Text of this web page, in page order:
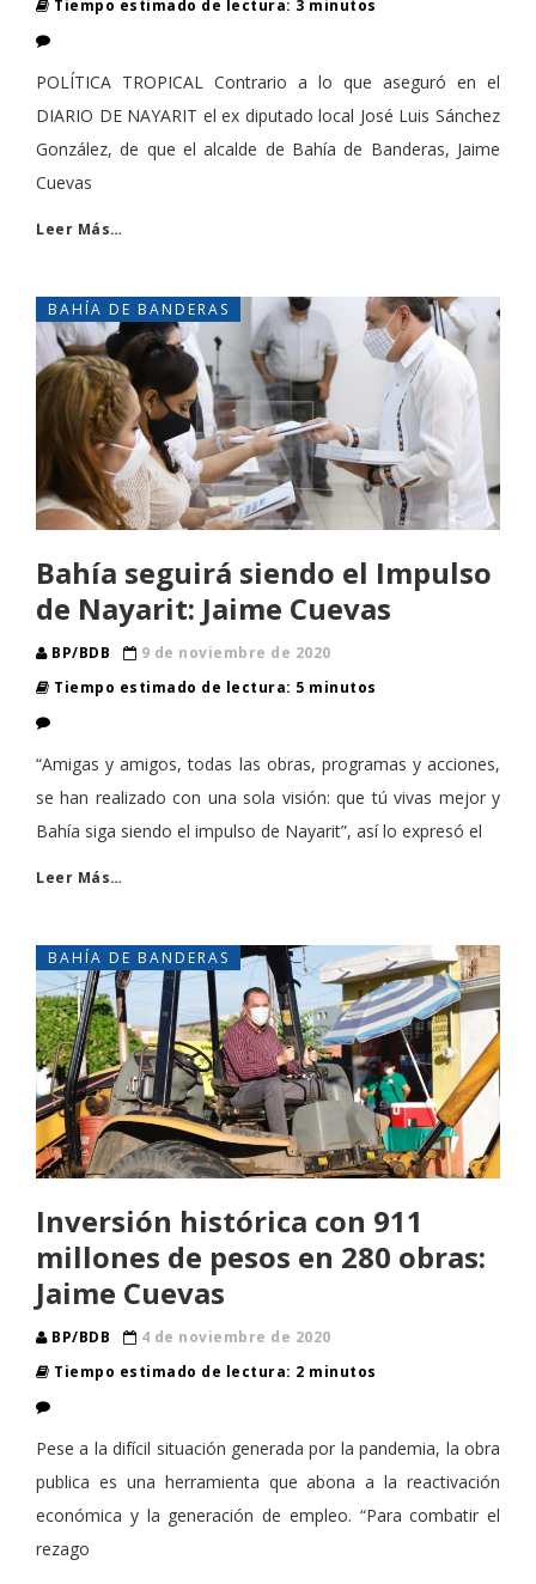
Tiempo estimado de lectura: 3 minutos
POLÍTICA TROPICAL Contrario a lo que aseguró en el
DIARIO DE NAYARIT el ex diputado local José Luis Sánchez
González, de que el alcalde de Bahía de Banderas, Jaime
Cuevas
Leer Más…
BAHÍA DE BANDERAS
Bahía seguirá siendo el Impulso
de Nayarit: Jaime Cuevas
BP/BDB
9 de noviembre de 2020
Tiempo estimado de lectura: 5 minutos
“Amigas y amigos, todas las obras, programas y acciones,
se han realizado con una sola visión: que tú vivas mejor y
Bahía siga siendo el impulso de Nayarit”, así lo expresó el
Leer Más…
BAHÍA DE BANDERAS
Inversión histórica con 911
millones de pesos en 280 obras:
Jaime Cuevas
BP/BDB
4 de noviembre de 2020
Tiempo estimado de lectura: 2 minutos
Pese a la difícil situación generada por la pandemia, la obra
publica es una herramienta que abona a la reactivación
económica y la generación de empleo. “Para combatir el
rezago